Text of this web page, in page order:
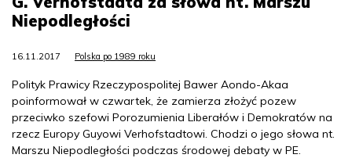
Niepodległości
16.11.2017 Polska po 1989 roku
Polityk Prawicy Rzeczypospolitej Bawer Aondo-Akaa
poinformował w czwartek, że zamierza złożyć pozew
przeciwko szefowi Porozumienia Liberałów i Demokratów na
rzecz Europy Guyowi Verhofstadtowi. Chodzi o jego słowa nt.
Marszu Niepodległości podczas środowej debaty w PE.